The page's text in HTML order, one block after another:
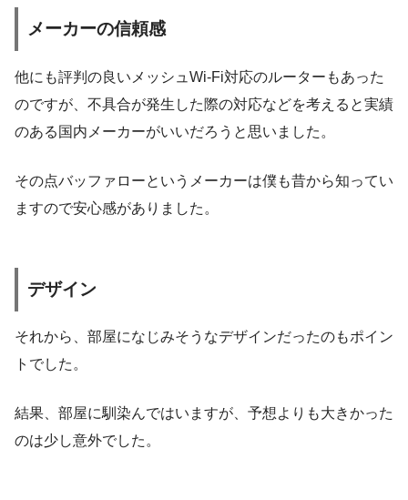
メーカーの信頼感
他にも評判の良いメッシュWi-Fi対応のルーターもあった
のですが、不具合が発生した際の対応などを考えると実績
のある国内メーカーがいいだろうと思いました。
その点バッファローというメーカーは僕も昔から知ってい
ますので安心感がありました。
デザイン
それから、部屋になじみそうなデザインだったのもポイン
トでした。
結果、部屋に馴染んではいますが、予想よりも大きかった
のは少し意外でした。